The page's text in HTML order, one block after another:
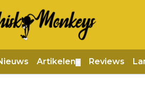
Artikelen Reviews